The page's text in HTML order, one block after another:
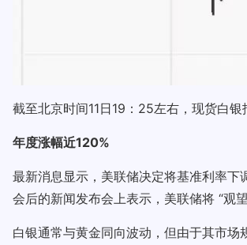
截至北京时间11日19：25左右，现货白银
年度涨幅近120%
最新消息显示，美联储决定将基准利率
会后的新闻发布会上表示，美联储将 “观
白银通常与黄金同向波动，但由于其市